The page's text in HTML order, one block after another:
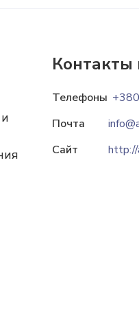
Контакты
Телефоны
Почта
Сайт